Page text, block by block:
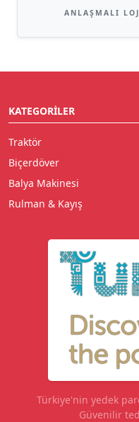
ANLAŞMALI
KATEGORILER
Traktör
Biçerdöver
Balya Makinesi
Rulman & Kayış
Türkiye'nin yedek
Güvenilir